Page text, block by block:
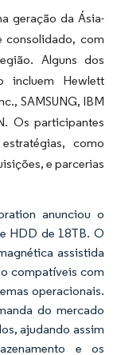
geração da Ásia-
consolidado, com
Alguns dos
incluem Hewlett
SAMSUNG, IBM
Os participantes
como
e parcerias
anunciou o
HDD de 18TB. O
assistida
compatíveis com
operacionais.
do mercado
ajudando assim
e os